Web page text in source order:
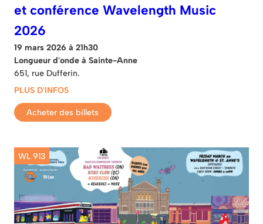
et conférence Wavelength Music
2026
19 mars 2026 à 21h30
Longueur d'onde à Sainte-Anne
651, rue Dufferin.
PLUS D'INFOS
Acheter des billets
WL 913